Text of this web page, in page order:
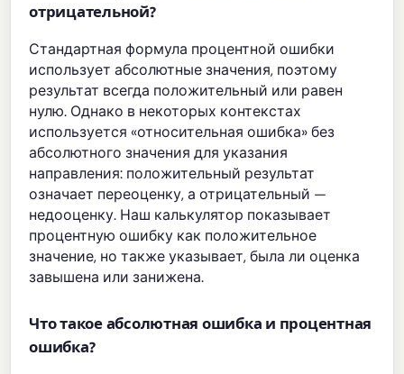
отрицательной?
Стандартная формула процентной ошибки
использует абсолютные значения, поэтому
результат всегда положительный или равен
нулю. Однако в некоторых контекстах
используется «относительная ошибка» без
абсолютного значения для указания
направления: положительный результат
означает переоценку, а отрицательный —
недооценку. Наш калькулятор показывает
процентную ошибку как положительное
значение, но также указывает, была ли оценка
завышена или занижена.
Что такое абсолютная ошибка и процентная
ошибка?